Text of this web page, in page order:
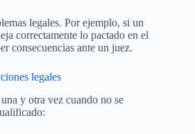
legales. Por ejemplo, si un
correctamente lo pactado en el
consecuencias ante un juez.
legales
y otra vez cuando no se